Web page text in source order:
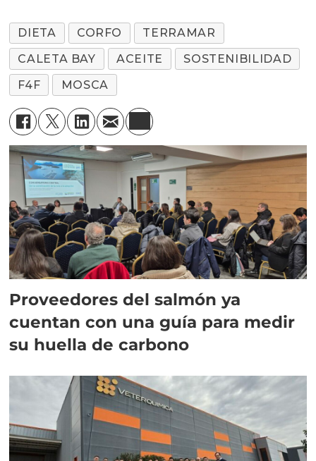
DIETA CORFO
TERRAMAR
CALETA BAY
ACEITE
SOSTENIBILIDAD
F4F
MOSCA
Proveedores del salmón ya
cuentan con una guía para medir
su huella de carbono